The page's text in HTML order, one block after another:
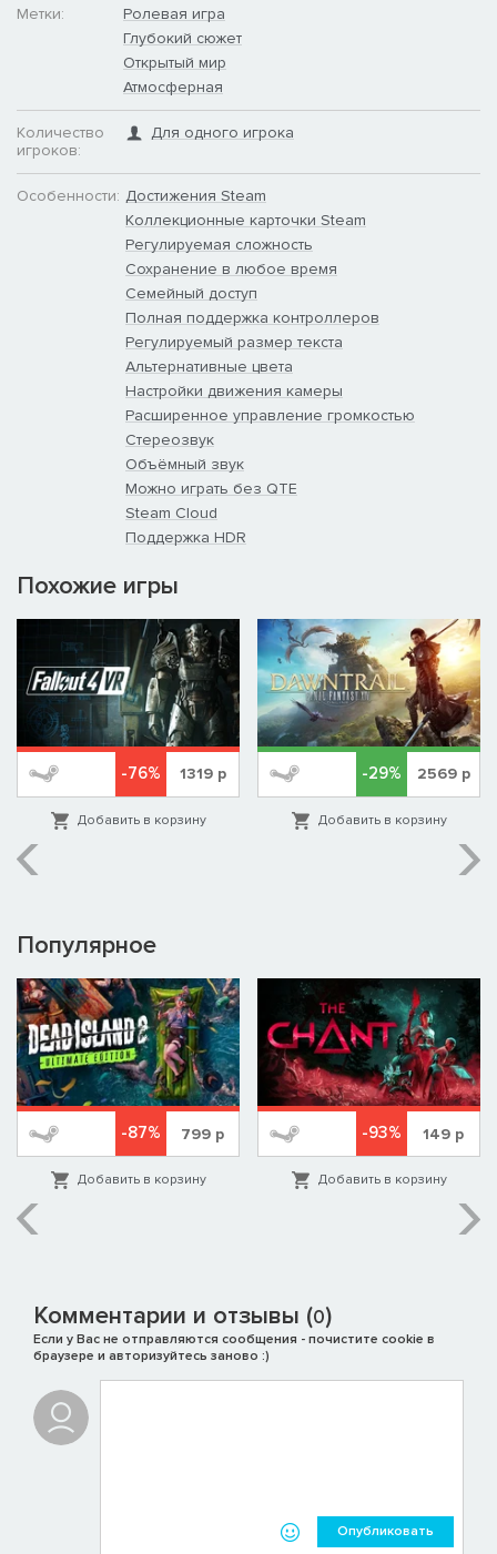
Метки:
Ролевая игра
Глубокий сюжет
Открытый мир
Атмосферная
Количество
игроков:
Для одного игрока
Особенности: Достижения Steam
Коллекционные карточки Steam
Регулируемая сложность
Сохранение в любое время
Семейный доступ
Полная поддержка контроллеров
Регулируемый размер текста
Альтернативные цвета
Настройки движения камеры
Расширенное управление громкостью
Стереозвук
Объёмный звук
Можно играть без QTE
Steam Cloud
Поддержка HDR
Похожие игры
-76% 1319р
Добавить в корзину
-29% 2569р
Добавить в корзину
Популярное
-87% 799 р
Добавить в корзину
-93% 149 р
Добавить в корзину
Комментарии и отзывы (0)
Если у Вас не отправляются сообщения - почистите cookie в
браузере и авторизуйтесь заново :)
Опубликовать